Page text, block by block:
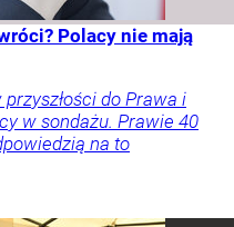
Polacy nie mają
do Prawa i
w sondażu. Prawie 40
na to